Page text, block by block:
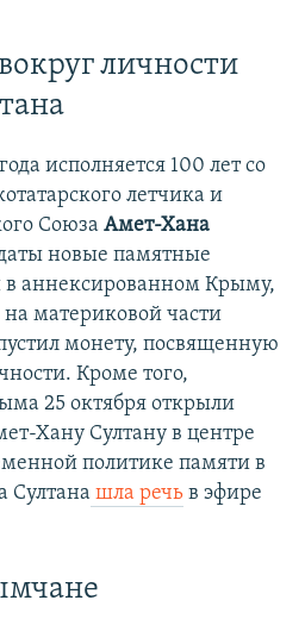
личности
исполняется 100 лет со
летчика и
Союза Амет-Хана
новые памятные
в аннексированном Крыму,
на материковой части
монету, посвященную
Кроме того,
25 октября открыли
Хану Султану в центре
политике памяти в
Султана шла речь в эфире